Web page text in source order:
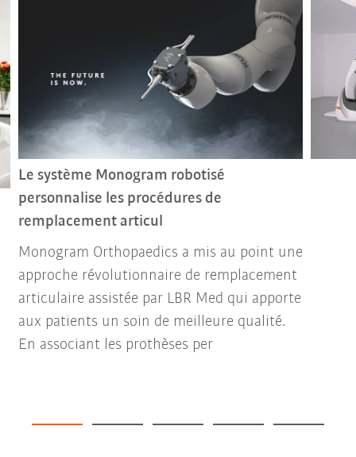
Le système Monogram robotisé
personnalise les procédures de
remplacement articul
Monogram Orthopaedics a mis au point une
approche révolutionnaire de remplacement
articulaire assistée par LBR Med qui apporte
aux patients un soin de meilleure qualité.
En associant les prothèses per